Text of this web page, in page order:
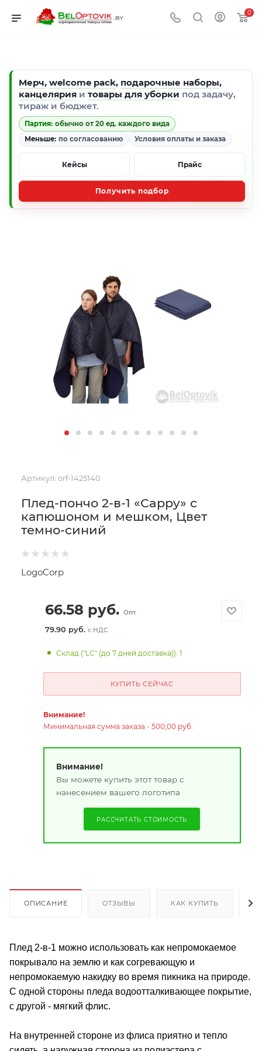
0
Мерч, welcome pack, подарочные наборы,
канцелярия и товары для уборки под задачу,
тираж и бюджет.
Партия: обычно от 20 ед. каждого вида
Меньше: по согласованию Условия оплаты и заказа
Кейсы Прайс
Получить подбор
Артикул: orf-1425140
Плед-пончо 2-в-1 «Cappy» с
капюшоном и мешком, Цвет
темно-синий
LogoCorp
66.58 руб. Опт
79.90 руб. с НДС
Склад ("LC" (до 7 дней доставка)): 1
КУПИТЬ СЕЙЧАС
Внимание!
Минимальная сумма заказа - 500,00 руб.
Внимание!
Вы можете купить этот товар с
нанесением вашего логотипа
РАССЧИТАТЬ СТОИМОСТЬ
ОПИСАНИЕ ОТЗЫВЫ КАК КУПИТЬ
Плед 2-в-1 можно использовать как непромокаемое
покрывало на землю и как согревающую и
непромокаемую накидку во время пикника на природе.
С одной стороны пледа водоотталкивающее покрытие,
с другой - мягкий флис.
На внутренней стороне из флиса приятно и тепло